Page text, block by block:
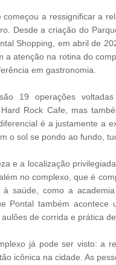
começou a ressignificar a
Desde a criação do
Shopping, em abril de
a atenção na rotina do
em gastronomia.
19 operações
Rock Cafe, mas
é a justamente a
o sol se pondo ao fundo,
e a localização
no complexo, que é
à saúde, como a
Pontal também
de corrida e prática
já pode ser visto: a
icônica na cidade. As